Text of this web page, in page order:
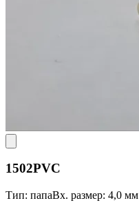
1502PVC
Тип: папаВх. размер: 4,0 мм